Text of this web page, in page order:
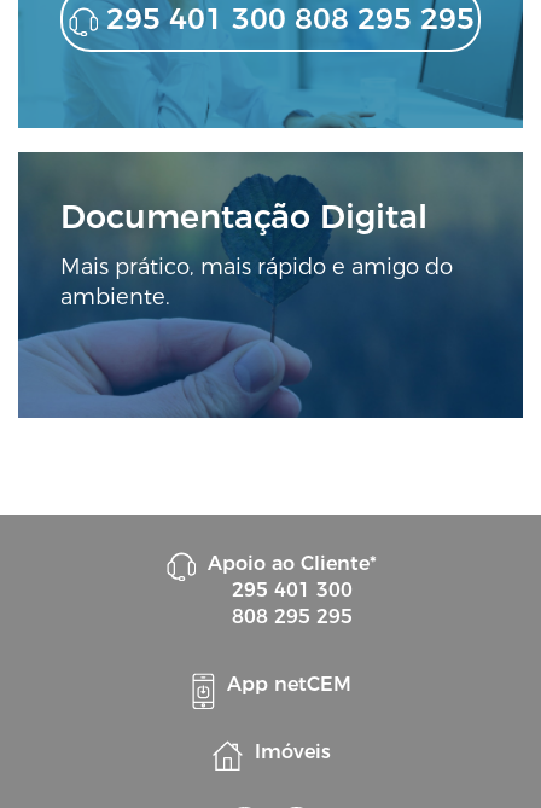
295 401 300 808 295 295
Documentação Digital
Mais prático, mais rápido e amigo do
ambiente.
Apoio ao Cliente*
295 401 300
808 295 295
App netCEM
Imóveis